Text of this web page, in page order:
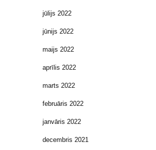
jūlijs 2022
jūnijs 2022
maijs 2022
aprīlis 2022
marts 2022
februāris 2022
janvāris 2022
decembris 2021